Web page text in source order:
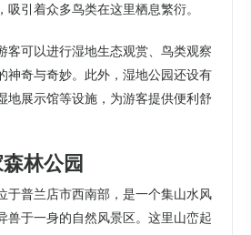
引着众多鸟类在这里栖息繁衍。
客可以进行湿地生态观赏、鸟类观察
神奇与奇妙。此外，湿地公园还设有
地展示馆等设施，为游客提供便利舒
林公园
于普兰店市西南部，是一个集山水风
兽于一身的自然风景区。这里山峦起